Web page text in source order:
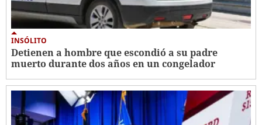
INSÓLITO
Detienen a hombre que escondió a su padre
muerto durante dos años en un congelador